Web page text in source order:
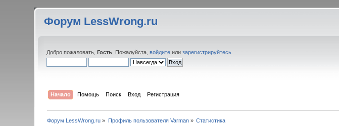
Форум LessWrong.ru
Добро пожаловать,Гость . Пожалуйста,войдите илизарегистрируйтесь
Начало Помощь Поиск Вход Регистрация
Форум LessWrong.ru » Профиль пользователя Varman» Статистика